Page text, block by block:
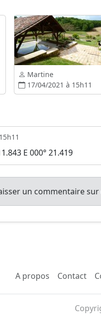
Martine
17/04/2021 à 15h11
E 000° 21.419
un commentaire sur
A propos Contact